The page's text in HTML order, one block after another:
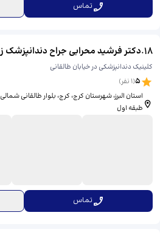
تماس
18
.دکتر فرشید محرابی جراح دندانپزشک
کلینیک دندانپزشکی در خیابان طالقانی
5
(
1 نفر)
استان البرز، شهرستان کرج، کرج، بلوار طالقانی
طبقه اول
تماس